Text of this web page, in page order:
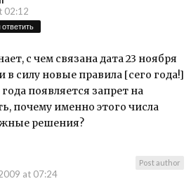
02:12
с чем связана дата 23 ноября
в силу новые правила [сего года!]
появляется запрет на
почему именно этого числа
решения?
Post author
at 07:24